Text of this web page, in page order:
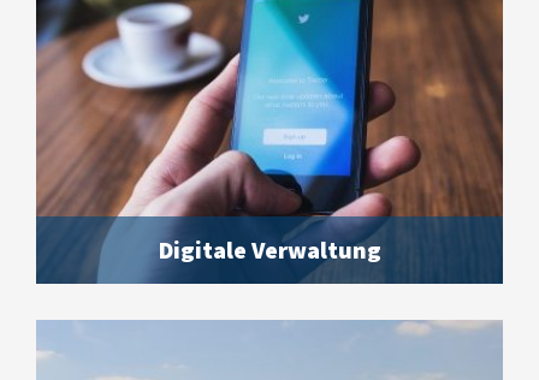
Digitale Verwaltung